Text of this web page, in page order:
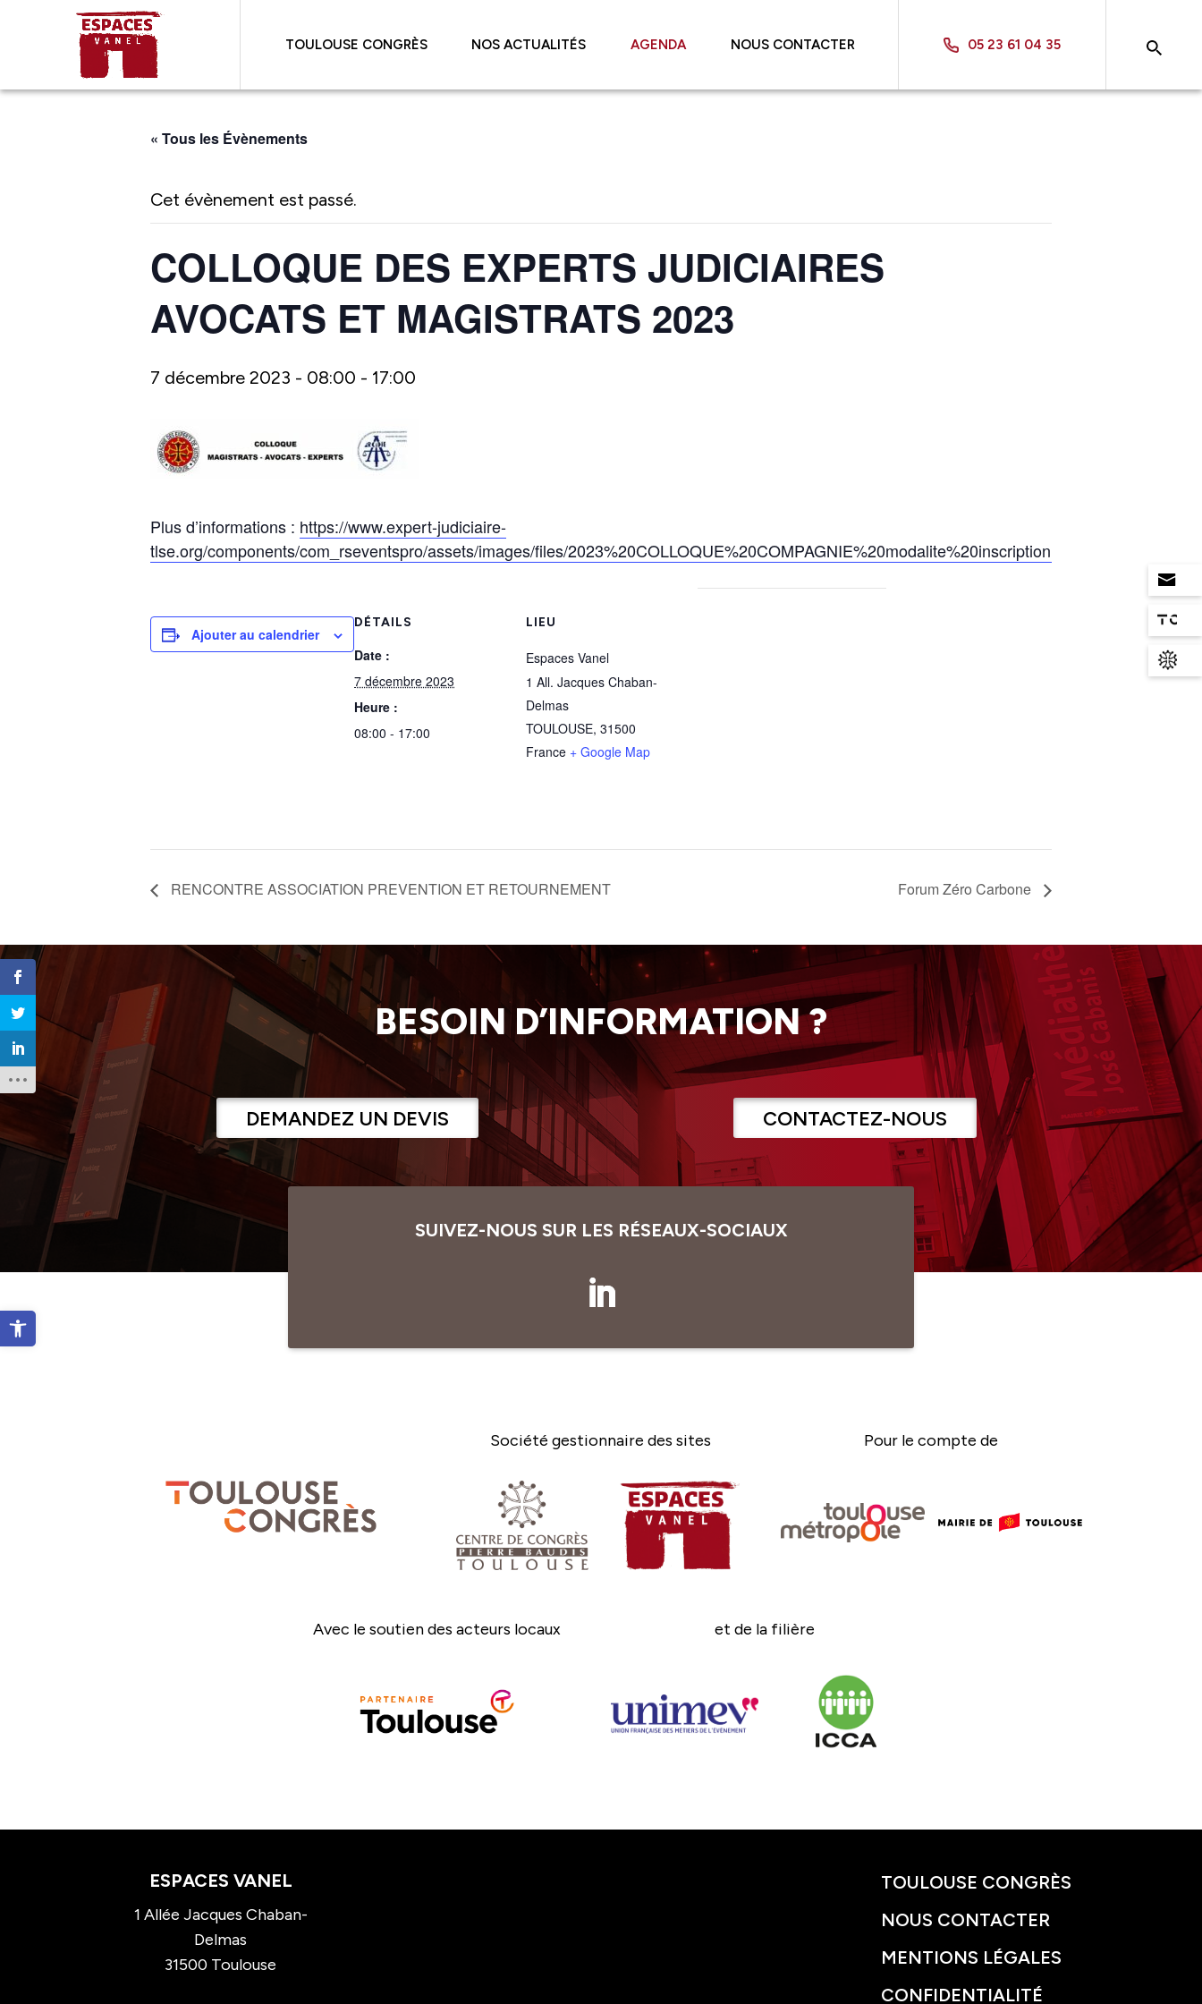
Ouvrir la barre d’outils
TOULOUSE CONGRÈS NOS ACTUALITÉS AGENDA NOUS CONTACTER 05 23 61 04 35
« Tous les Évènements
Cet évènement est passé.
COLLOQUE DES EXPERTS JUDICIAIRES
AVOCATS ET MAGISTRATS 2023
7 décembre 2023 - 08:00 - 17:00
Plus d’informations : https://www.expert-judiciaire-
tlse.org/components/com_rseventspro/assets/images/files/2023%20COLLOQUE%20COMPAGNIE%20modalite%20inscription.pdf
Ajouter au calendrier
DÉTAILS
Date :
7 décembre 2023
Heure :
08:00 - 17:00
LIEU
Espaces Vanel
1 All. Jacques Chaban-
Delmas
TOULOUSE, 31500
France + Google Map
RENCONTRE ASSOCIATION PREVENTION ET RETOURNEMENT Forum Zéro Carbone
BESOIN D’INFORMATION ?
DEMANDEZ UN DEVIS CONTACTEZ-NOUS
SUIVEZ-NOUS SUR LES RÉSEAUX-SOCIAUX
Société gestionnaire des sites Pour le compte de
Avec le soutien des acteurs locaux et de la filière
ESPACES VANEL
1 Allée Jacques Chaban-
Delmas
31500 Toulouse
TOULOUSE CONGRÈS
NOUS CONTACTER
MENTIONS LÉGALES
CONFIDENTIALITÉ